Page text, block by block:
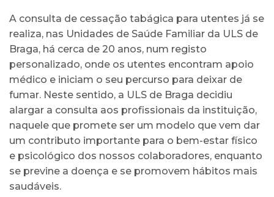
A consulta de cessação tabágica para utentes já se
realiza, nas Unidades de Saúde Familiar da ULS de
Braga, há cerca de 20 anos, num registo
personalizado, onde os utentes encontram apoio
médico e iniciam o seu percurso para deixar de
fumar. Neste sentido, a ULS de Braga decidiu
alargar a consulta aos profissionais da instituição,
naquele que promete ser um modelo que vem dar
um contributo importante para o bem-estar físico
e psicológico dos nossos colaboradores, enquanto
se previne a doença e se promovem hábitos mais
saudáveis.